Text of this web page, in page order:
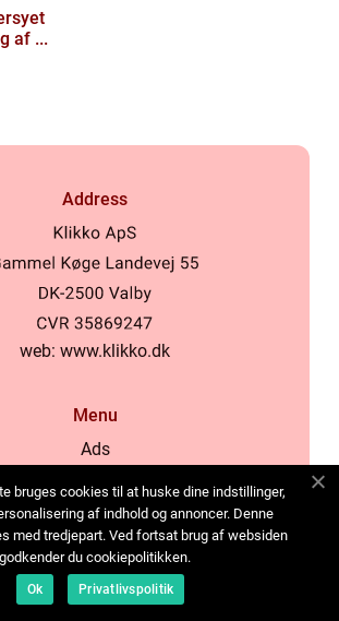
af ...
Address
web: www.klikko.dk
Menu
Ads
Cookies
Contact
Sitemap
bruges cookies til at huske dine indstillinger,
af indhold og annoncer. Denne
med tredjepart. Ved fortsat brug af websiden
godkender du cookiepolitikken.
Ok Privatlivspolitik